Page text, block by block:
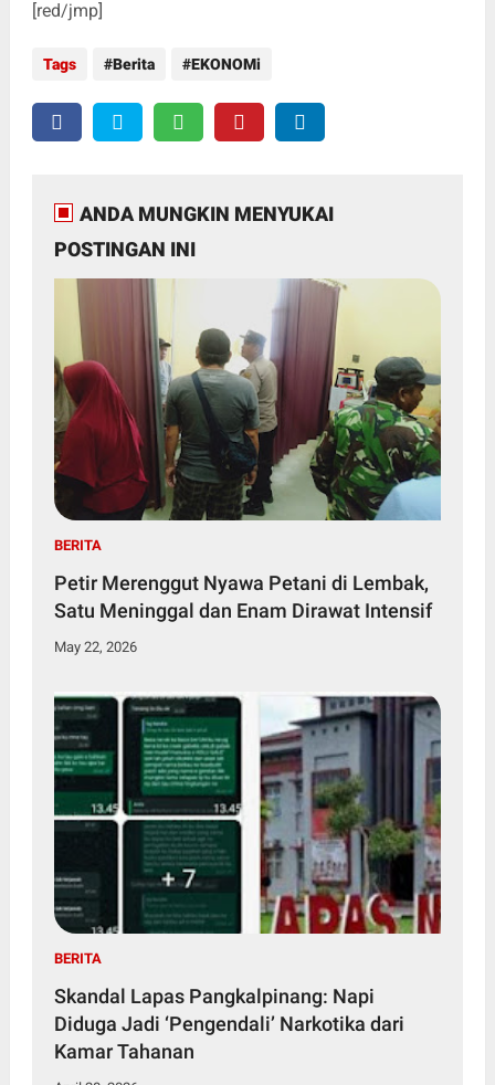
[red/jmp]
Tags Berita EKONOMi
ANDA MUNGKIN MENYUKAI
POSTINGAN INI
BERITA
Petir Merenggut Nyawa Petani di Lembak,
Satu Meninggal dan Enam Dirawat Intensif
May 22, 2026
BERITA
Skandal Lapas Pangkalpinang: Napi
Diduga Jadi ‘Pengendali’ Narkotika dari
Kamar Tahanan